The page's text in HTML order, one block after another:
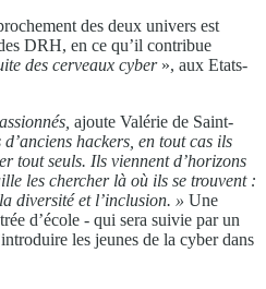
des deux univers est
DRH, en ce qu’il contribue
des cerveaux cyber», aux Etats-
ajoute Valérie de Saint-
hackers, en tout cas ils
tout seuls. Ils viennent d’horizons
les chercher là où ils se trouvent :
diversité et l’inclusion. » Une
d’école - qui sera suivie par un
les jeunes de la cyber dans